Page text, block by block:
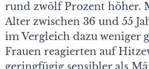
rund zwölf Prozent höher.
Alter zwischen 36 und 55
im Vergleich dazu weniger
Frauen reagierten auf